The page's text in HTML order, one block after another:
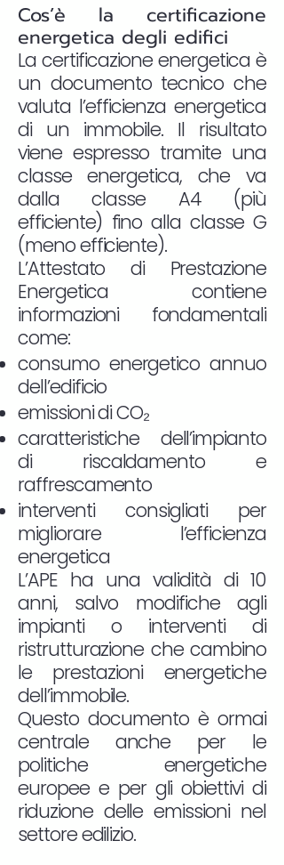
Cos’è la certificazione
energetica degli edifici
La certificazione energetica è
un documento tecnico che
valuta l’efficienza energetica
di un immobile. Il risultato
viene espresso tramite una
classe energetica, che va
dalla classe A4 (più
efficiente) fino alla classe G
(meno efficiente).
L’Attestato di Prestazione
Energetica contiene
informazioni fondamentali
come:
consumo energetico annuo
dell’edificio
emissioni di CO₂
caratteristiche dell’impianto
di riscaldamento e
raffrescamento
interventi consigliati per
migliorare l’efficienza
energetica
L’APE ha una validità di 10
anni, salvo modifiche agli
impianti o interventi di
ristrutturazione che cambino
le prestazioni energetiche
dell’immobile.
Questo documento è ormai
centrale anche per le
politiche energetiche
europee e per gli obiettivi di
riduzione delle emissioni nel
settore edilizio.